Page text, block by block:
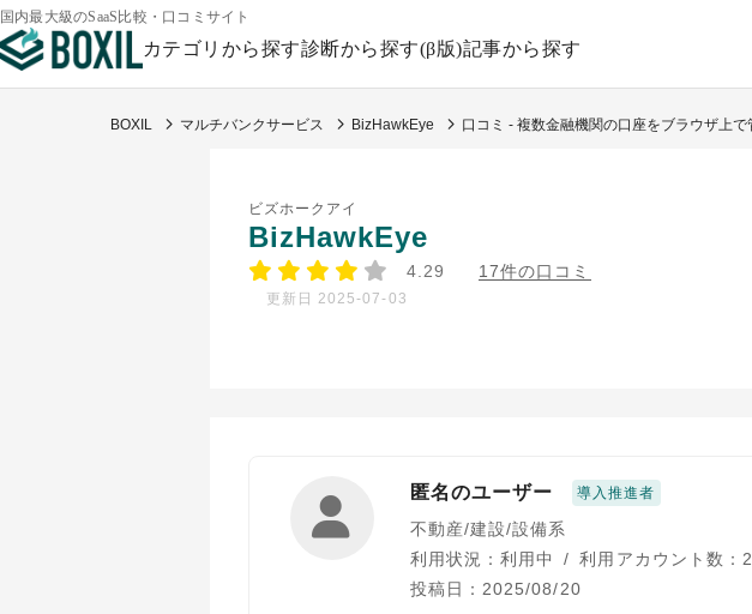
国内最大級のSaaS比較・口コミサイト
カテゴリから探す診断から探す(β版)記事から探す
BOXIL マルチバンクサービス BizHawkEye 口コミ - 複数金融機関の口座をブラウザ上
ビズホークアイ
BizHawkEye
4.29 17件の口コミ
更新日 2025-07-03
匿名のユーザー 導入推進者
不動産/建設/設備系
利用状況：利用中
/ 利用アカウント数：
投稿日：2025/08/20